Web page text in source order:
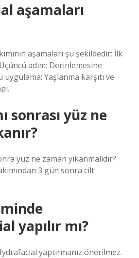
aşamaları
aşamaları şu şekildedir: İlk
adım: Derinlemesine
Yaşlanma karşıtı ve
sonrası yüz ne
yüz ne zaman yıkanmalıdır?
3 gün sonra cilt
yapılır mı?
yaptırmanız önerilmez.